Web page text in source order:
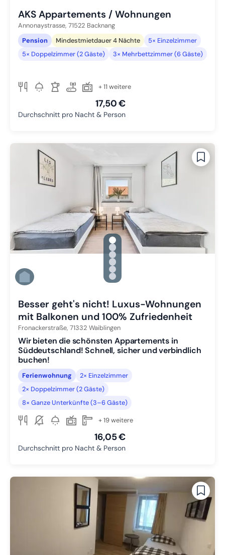
AKS Appartements / Wohnungen
Annonaystrasse, 71522 Backnang
Pension
Mindestmietdauer 4 Nächte
5× Einzelzimmer
5× Doppelzimmer (2 Gäste)
3× Mehrbettzimmer (6 Gäste)
+ 11 weitere
17,50 €
Durchschnitt pro Nacht & Person
gallery.slide_selector
Zu Slide 1 wechseln
Zu Slide 2 wechseln
Zu Slide 3 wechseln
Zu Slide 4 wechseln
Zu Slide 5 wechseln
Zu Slide 6 wechseln
Besser geht's nicht! Luxus-Wohnungen
mit Balkonen und 100% Zufriedenheit
Fronackerstraße, 71332 Waiblingen
Wir bieten die schönsten Appartements in
Süddeutschland! Schnell, sicher und verbindlich
buchen!
Ferienwohnung
2× Einzelzimmer
2× Doppelzimmer (2 Gäste)
8× Ganze Unterkünfte (3–6 Gäste)
+ 19 weitere
16,05 €
Durchschnitt pro Nacht & Person